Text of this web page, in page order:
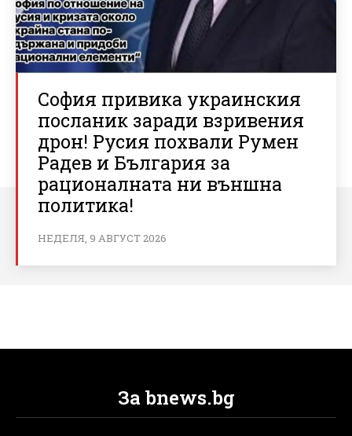
София привика украинския
посланик заради взривения
дрон! Русия похвали Румен
Радев и България за
рационалната ни външна
политика!
НЕДЕЛЯ, 9 АВГУСТ 2026
За bnews.bg